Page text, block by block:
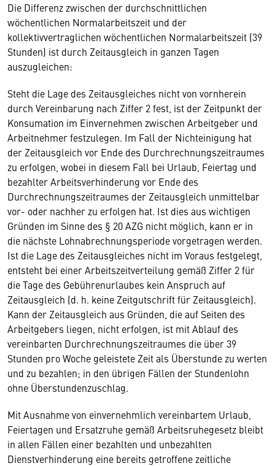
Die Differenz zwischen der durchschnittlichen
wöchentlichen Normalarbeitszeit und der
kollektivvertraglichen wöchentlichen Normalarbeitszeit (39
Stunden) ist durch Zeitausgleich in ganzen Tagen
auszugleichen:
Steht die Lage des Zeitausgleiches nicht von vornherein
durch Vereinbarung nach Ziffer 2 fest, ist der Zeitpunkt der
Konsumation im Einvernehmen zwischen Arbeitgeber und
Arbeitnehmer festzulegen. Im Fall der Nichteinigung hat
der Zeitausgleich vor Ende des Durchrechnungszeitraumes
zu erfolgen, wobei in diesem Fall bei Urlaub, Feiertag und
bezahlter Arbeitsverhinderung vor Ende des
Durchrechnungszeitraumes der Zeitausgleich unmittelbar
vor- oder nachher zu erfolgen hat. Ist dies aus wichtigen
Gründen im Sinne des § 20 AZG nicht möglich, kann er in
die nächste Lohnabrechnungsperiode vorgetragen werden.
Ist die Lage des Zeitausgleiches nicht im Voraus festgelegt,
entsteht bei einer Arbeitszeitverteilung gemäß Ziffer 2 für
die Tage des Gebührenurlaubes kein Anspruch auf
Zeitausgleich (d. h. keine Zeitgutschrift für Zeitausgleich).
Kann der Zeitausgleich aus Gründen, die auf Seiten des
Arbeitgebers liegen, nicht erfolgen, ist mit Ablauf des
vereinbarten Durchrechnungszeitraumes die über 39
Stunden pro Woche geleistete Zeit als Überstunde zu werten
und zu bezahlen; in den übrigen Fällen der Stundenlohn
ohne Überstundenzuschlag.
Mit Ausnahme von einvernehmlich vereinbartem Urlaub,
Feiertagen und Ersatzruhe gemäß Arbeitsruhegesetz bleibt
in allen Fällen einer bezahlten und unbezahlten
Dienstverhinderung eine bereits getroffene zeitliche